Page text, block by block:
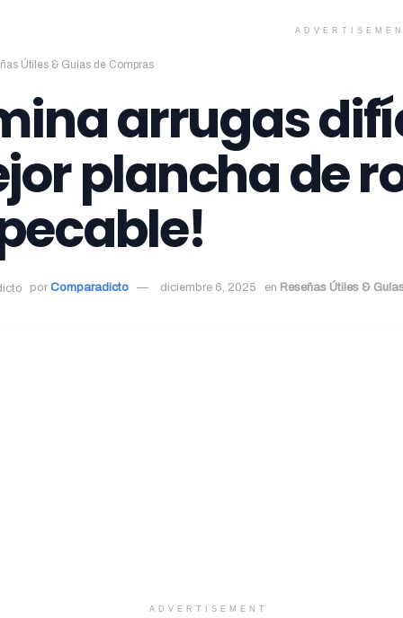
Útiles & Guías de Compras
arrugas
plancha de
por Comparadicto diciembre 6, 2025 en Reseñas Útiles &
ADVERTISEMENT